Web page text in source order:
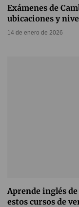
Exámenes de
ubicaciones y
14 de enero de 2026
Aprende inglés
estos cursos de